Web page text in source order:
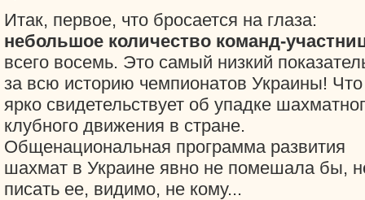
Итак, первое, что бросается на глаза:
небольшое количество команд-
всего восемь. Это самый низкий
за всю историю чемпионатов Украины! Что
ярко свидетельствует об упадке
клубного движения в стране.
Общенациональная программа развития
шахмат в Украине явно не помешала бы,
писать ее, видимо, не кому...